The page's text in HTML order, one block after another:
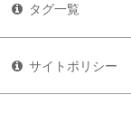
タグ一覧
サイトポリシー